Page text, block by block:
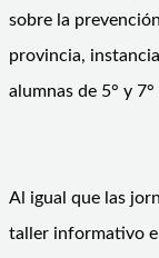
sobre la
provincia,
alumnas de 5° y
Al igual que las
taller informativo